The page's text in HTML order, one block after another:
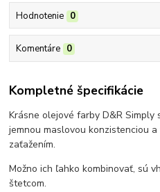
Hodnotenie 0
Komentáre 0
Kompletné špecifikácie
Krásne olejové farby D&R Simply
jemnou maslovou konzistenciou
zaťažením.
Možno ich ľahko kombinovať, sú
štetcom.